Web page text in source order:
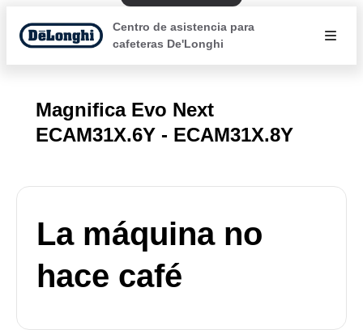
Centro de asistencia para
cafeteras De'Longhi
Magnifica Evo Next
ECAM31X.6Y - ECAM31X.8Y
La máquina no
hace café